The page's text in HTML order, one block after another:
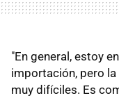
"En general, estoy
importación, pero
muy difíciles. Es